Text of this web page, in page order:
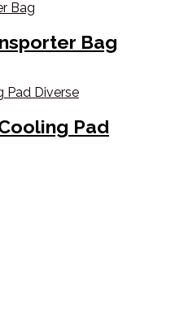
Bag
Pad